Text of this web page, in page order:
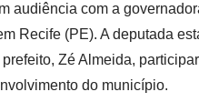
audiência com a
Recife (PE). A deputada
Zé Almeida,
do município.